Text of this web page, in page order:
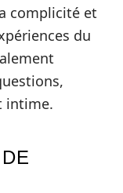
complicité et
du
intime.